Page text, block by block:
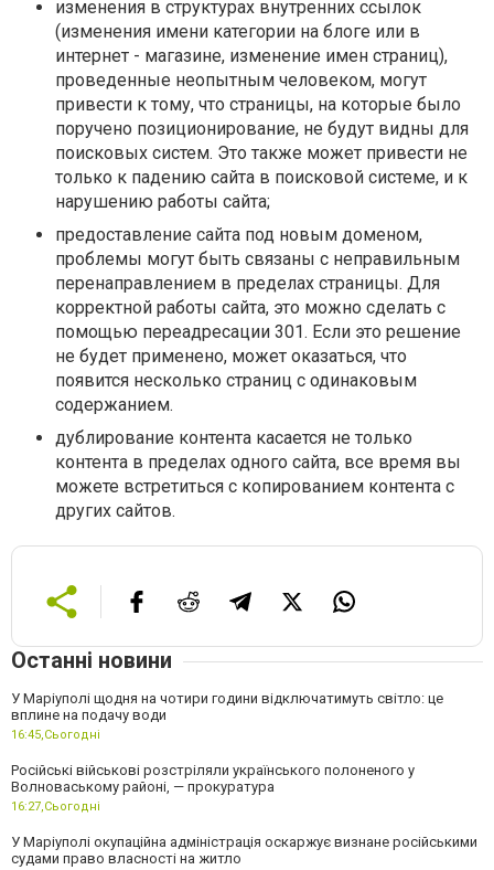
изменения в структурах внутренних ссылок
(изменения имени категории на блоге или в
интернет - магазине, изменение имен страниц),
проведенные неопытным человеком, могут
привести к тому, что страницы, на которые было
поручено позиционирование, не будут видны для
поисковых систем. Это также может привести не
только к падению сайта в поисковой системе, и к
нарушению работы сайта;
предоставление сайта под новым доменом,
проблемы могут быть связаны с неправильным
перенаправлением в пределах страницы. Для
корректной работы сайта, это можно сделать с
помощью переадресации 301. Если это решение
не будет применено, может оказаться, что
появится несколько страниц с одинаковым
содержанием.
дублирование контента касается не только
контента в пределах одного сайта, все время вы
можете встретиться с копированием контента с
других сайтов.
Останні новини
У Маріуполі щодня на чотири години відключатимуть світло: це
вплине на подачу води
16:45,Сьогодні
Російські військові розстріляли українського полоненого у
Волноваському районі, — прокуратура
16:27,Сьогодні
У Маріуполі окупаційна адміністрація оскаржує визнане російськими
судами право власності на житло